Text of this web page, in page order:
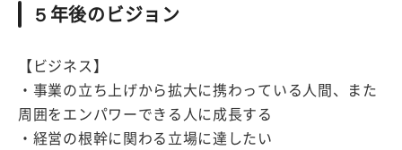
５年後のビジョン
【ビジネス】
・事業の立ち上げから拡大に携わっている人間、また
周囲をエンパワーできる人に成長する
・経営の根幹に関わる立場に達したい